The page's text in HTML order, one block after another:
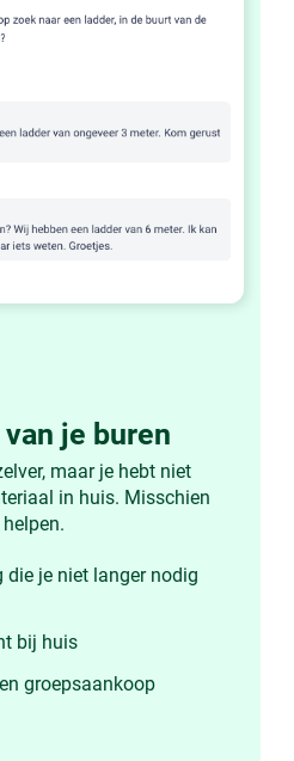
je buren
maar je hebt niet
in huis. Misschien
die je niet langer nodig
bij huis
groepsaankoop